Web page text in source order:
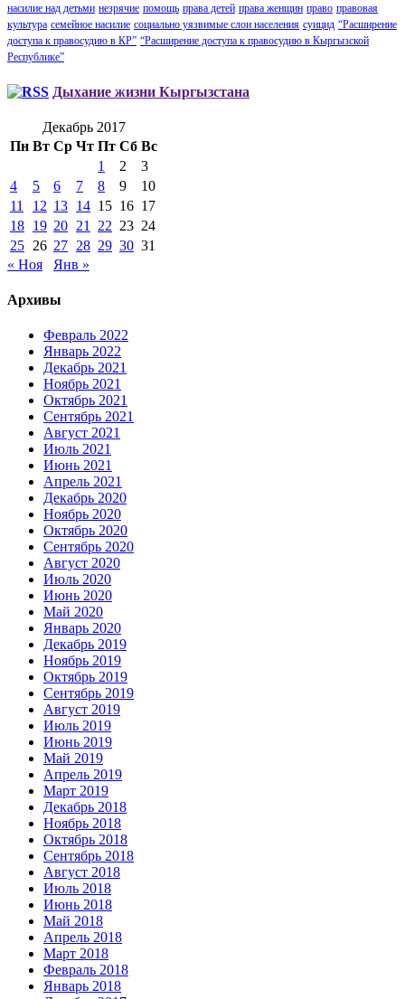
насилие над детьми незрячие помощь права детей права женщин право правовая
культура семейное насилие социально уязвимые слои населения суицид “Расширение
доступа к правосудию в КР” “Расширение доступа к правосудию в Кыргызской
Республике”
Дыхание жизни Кыргызстана
Декабрь 2017
Пн Вт Ср Чт Пт Сб Вс
1
2
3
4
5 6 7 8 9
10
11
12 13 14 15 16 17
18 19 20 21 22 23 24
25 26 27 28 29 30 31
« Ноя
Янв »
Архивы
Февраль 2022
Январь 2022
Декабрь 2021
Ноябрь 2021
Октябрь 2021
Сентябрь 2021
Август 2021
Июль 2021
Июнь 2021
Апрель 2021
Декабрь 2020
Ноябрь 2020
Октябрь 2020
Сентябрь 2020
Август 2020
Июль 2020
Июнь 2020
Май 2020
Январь 2020
Декабрь 2019
Ноябрь 2019
Октябрь 2019
Сентябрь 2019
Август 2019
Июль 2019
Июнь 2019
Май 2019
Апрель 2019
Март 2019
Декабрь 2018
Ноябрь 2018
Октябрь 2018
Сентябрь 2018
Август 2018
Июль 2018
Июнь 2018
Май 2018
Апрель 2018
Март 2018
Февраль 2018
Январь 2018